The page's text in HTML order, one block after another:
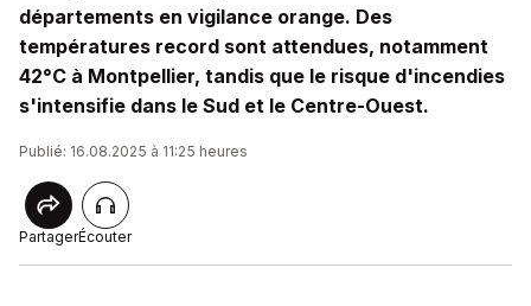
départements en vigilance orange. Des
températures record sont attendues, notamment
42°C à Montpellier, tandis que le risque d'incendies
s'intensifie dans le Sud et le Centre-Ouest.
Publié: 16.08.2025 à 11:25 heures
PartagerÉcouter